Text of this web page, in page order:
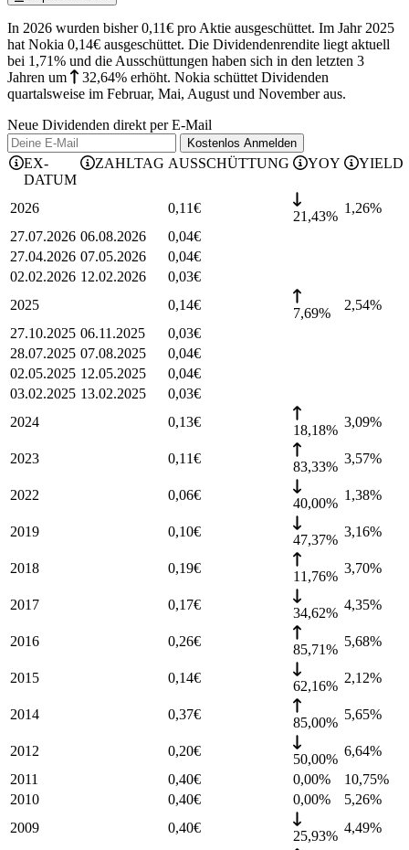
In 2026 wurden bisher 0,11€ pro Aktie ausgeschüttet. Im Jahr 2025
hat Nokia 0,14€ ausgeschüttet. Die Dividendenrendite liegt aktuell
bei 1,71% und die Ausschüttungen haben sich in den letzten 3
Jahren um 32,64% erhöht. Nokia schüttet Dividenden
quartalsweise im Februar, Mai, August und November aus.
Neue Dividenden direkt per E-Mail
Kostenlos Anmelden
EX-
DATUM
ZAHLTAG AUSSCHÜTTUNG YOY YIELD
2026 0,11€
21,43%
1,26%
27.07.2026 06.08.2026 0,04€
27.04.2026 07.05.2026 0,04€
02.02.2026 12.02.2026 0,03€
2025
0,14€
7,69%
2,54%
27.10.2025 06.11.2025 0,03€
28.07.2025 07.08.2025 0,04€
02.05.2025 12.05.2025 0,04€
03.02.2025 13.02.2025 0,03€
2024
0,13€
18,18%
3,09%
2023 0,11€
83,33%
3,57%
2022 0,06€
40,00%
1,38%
2019 0,10€
47,37%
3,16%
2018 0,19€
11,76%
3,70%
2017 0,17€
34,62%
4,35%
2016 0,26€
85,71%
5,68%
2015 0,14€
62,16%
2,12%
2014 0,37€
85,00%
5,65%
2012 0,20€
50,00%
6,64%
2011
0,40€ 0,00% 10,75%
2010
0,40€ 0,00% 5,26%
2009
0,40€
25,93%
4,49%